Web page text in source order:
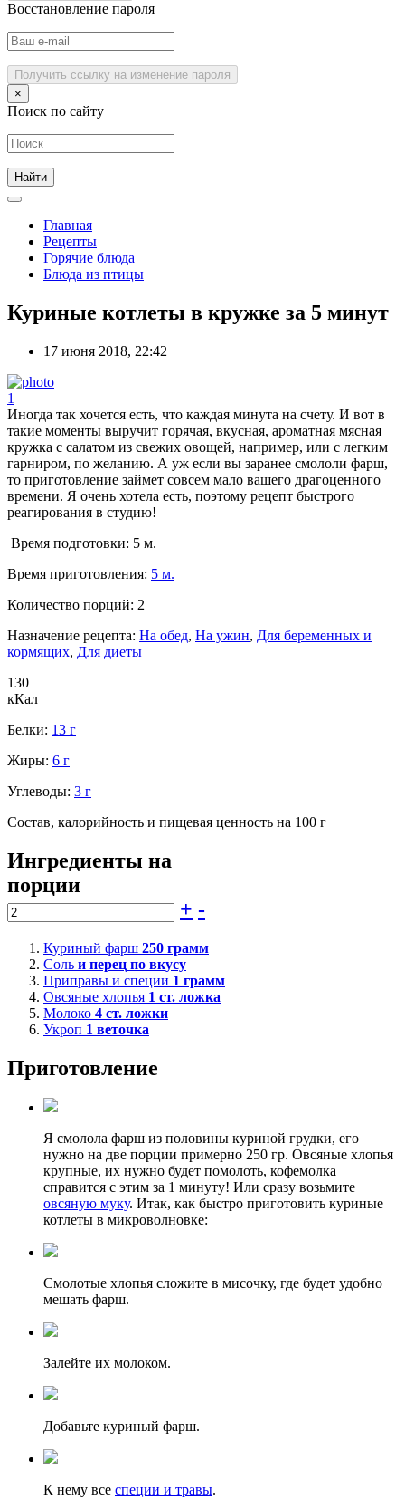
Восстановление пароля
Получить ссылку на изменение пароля
×
Поиск по сайту
Главная
Рецепты
Горячие блюда
Блюда из птицы
Куриные котлеты в кружке за 5 минут
17 июня 2018, 22:42
1
Иногда так хочется есть, что каждая минута на счету. И вот в
такие моменты выручит горячая, вкусная, ароматная мясная
кружка с салатом из свежих овощей, например, или с легким
гарниром, по желанию. А уж если вы заранее смололи фарш,
то приготовление займет совсем мало вашего драгоценного
времени. Я очень хотела есть, поэтому рецепт быстрого
реагирования в студию!
Время подготовки: 5 м.
Время приготовления: 5 м.
Количество порций: 2
Назначение рецепта: На обед, На ужин, Для беременных и
кормящих, Для диеты
130
кКал
Белки: 13 г
Жиры: 6 г
Углеводы: 3 г
Состав, калорийность и пищевая ценность на 100 г
Ингредиенты на
порции
+ -
Куриный фарш 250 грамм
Соль и перец по вкусу
Приправы и специи 1 грамм
Овсяные хлопья 1 ст. ложка
Молоко 4 ст. ложки
Укроп 1 веточка
Приготовление
Я смолола фарш из половины куриной грудки, его
нужно на две порции примерно 250 гр. Овсяные хлопья
крупные, их нужно будет помолоть, кофемолка
справится с этим за 1 минуту! Или сразу возьмите
овсяную муку. Итак, как быстро приготовить куриные
котлеты в микроволновке:
Смолотые хлопья сложите в мисочку, где будет удобно
мешать фарш.
Залейте их молоком.
Добавьте куриный фарш.
К нему все специи и травы.